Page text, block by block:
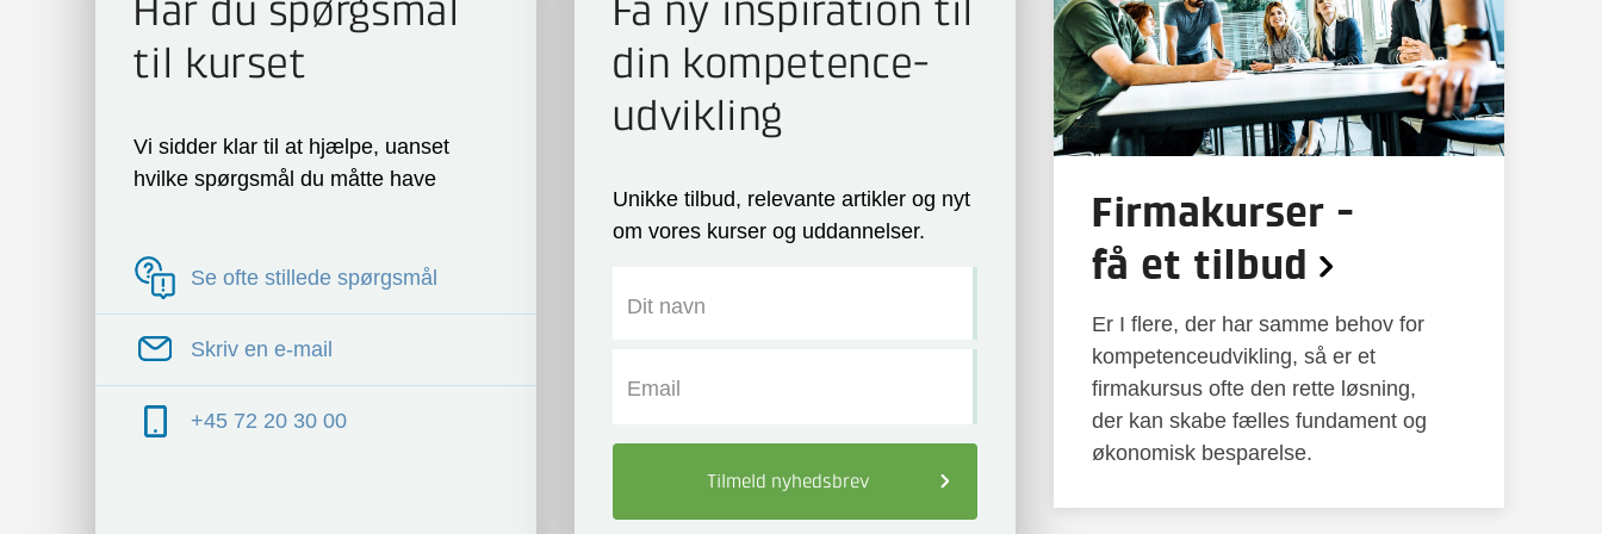
Har du spørgsmål
til kurset
Vi sidder klar til at hjælpe, uanset
hvilke spørgsmål du måtte have
Se ofte stillede spørgsmål
Skriv en e-mail
+45 72 20 30 00
Få ny inspiration til
din kompetence­
udvikling
Unikke tilbud, relevante artikler og nyt
om vores kurser og uddannelser.
Dit navn
Email
Tilmeld nyhedsbrev
Firmakurser -
få et tilbud
Er I flere, der har samme behov for
kompetenceudvikling, så er et
firmakursus ofte den rette løsning,
der kan skabe fælles fundament og
økonomisk besparelse.